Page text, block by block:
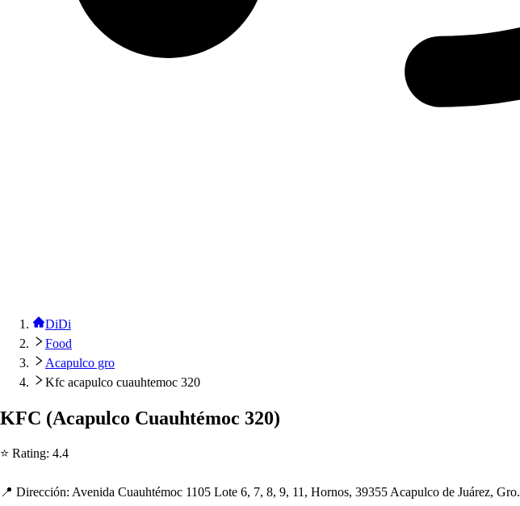
DiDi
Food
Acapulco gro
Kfc acapulco cuauhtemoc 320
KFC (Acapulco Cuauhtémoc 320)
⭐ Rating: 4.4
📍 Dirección: Avenida Cuauhtémoc 1105 Lote 6, 7, 8, 9, 11, Hornos, 39355 Acapulco de Juárez, Gro.